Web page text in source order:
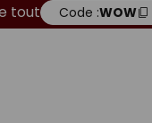
tout Code :WOW